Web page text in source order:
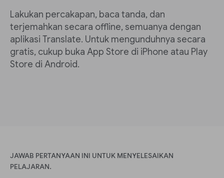
Lakukan percakapan, baca tanda, dan
terjemahkan secara offline, semuanya dengan
aplikasi Translate. Untuk mengunduhnya secara
gratis, cukup buka App Store di iPhone atau Play
Store di Android.
JAWAB PERTANYAAN INI UNTUK MENYELESAIKAN
PELAJARAN.